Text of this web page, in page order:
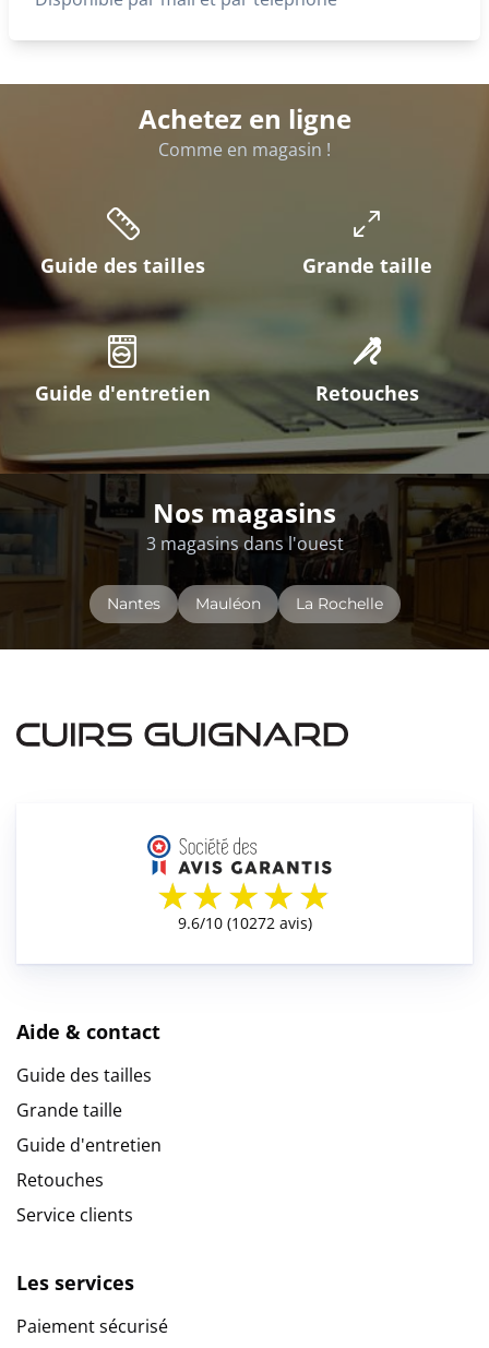
Achetez en ligne
Comme en magasin !
Guide des tailles Grande taille
Guide d'entretien Retouches
Nos magasins
3 magasins dans l'ouest
Nantes Mauléon La Rochelle
Aide & contact
Guide des tailles
Grande taille
Guide d'entretien
Retouches
Service clients
Les services
Paiement sécurisé